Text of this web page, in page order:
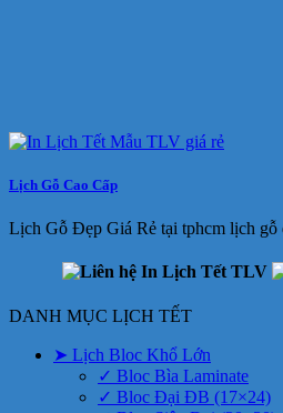
Lịch Gỗ Cao Cấp
Lịch Gỗ Đẹp Giá Rẻ tại tphcm lịch gỗ
DANH MỤC LỊCH TẾT
➤ Lịch Bloc Khổ Lớn
✓ Bloc Bìa Laminate
✓ Bloc Đại ĐB (17×24)